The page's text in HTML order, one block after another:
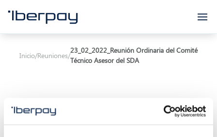
Iberpay
Inicio/Reuniones/
23_02_2022_Reunión Ordinaria del Comité
Técnico Asesor del SDA